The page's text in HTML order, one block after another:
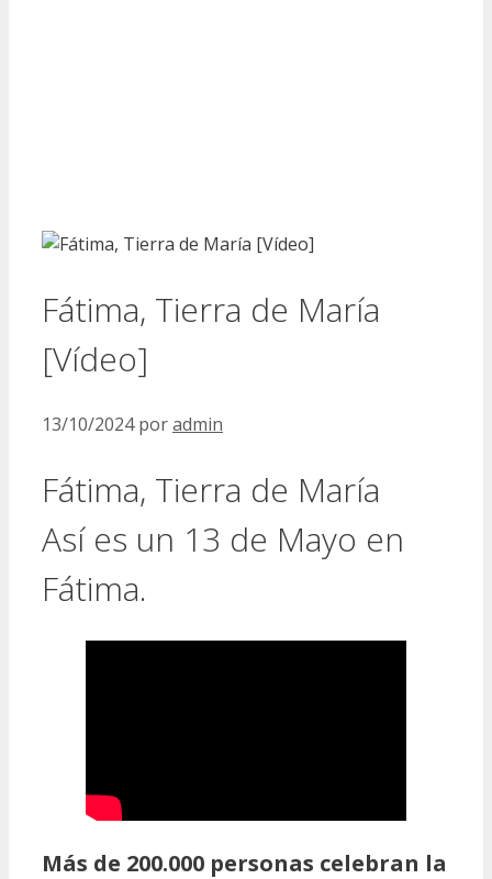
Fátima, Tierra de María
[Vídeo]
13/10/2024 poradmin
Fátima, Tierra de María
Así es un 13 de Mayo en
Fátima.
Más de 200.000 personas celebran la